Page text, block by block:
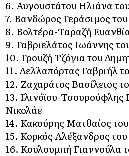
6. Αυγουστάτου Ηλιάνα
7. Βανδώρος Γεράσιμος
8. Βολτέρα-Ταραζή
9. Γαβριελάτος Ιωάννης
10. Γρουζή Τζόγια του
11. Δελλαπόρτας Γαβριήλ
12. Ζαχαράτος Βασίλειος
13. Ιλινόϊου-Τσουρούφλης
Νικολάε
14. Κακούρης Ματθαίος
15. Κορκός Αλέξανδρος
16. Κουλουμπή Γιαννούλα